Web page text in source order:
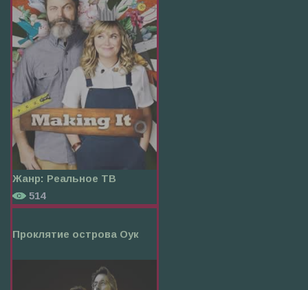
Жанр: Реальное ТВ
514
Проклятие острова Оук